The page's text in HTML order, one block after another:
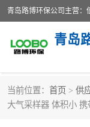
青岛
当前位置： 首页 > 供
大气采样器 体积小
生物安全柜